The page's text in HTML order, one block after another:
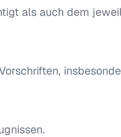
als auch dem